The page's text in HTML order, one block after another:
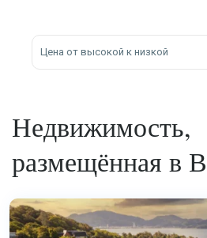
Цена от высокой к низкой
Недвижимость,
размещённая в
Камала